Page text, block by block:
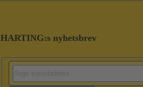
HARTING:s nyhetsbrev